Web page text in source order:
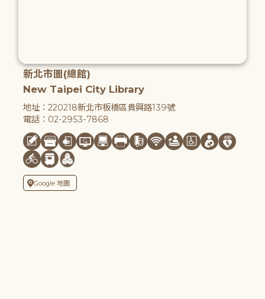
新北市圖(總館)
New Taipei City Library
地址：220218新北市板橋區貴興路139號
電話：02-2953-7868
Google 地圖